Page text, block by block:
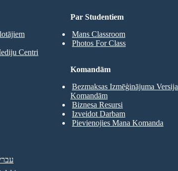
Par Studentiem
Mans Classroom
Photos For Class
Centri
Komandām
Bezmaksas Izmēģinājuma Versija
Komandām
Biznesa Resursi
Izveidot Darbam
Pievienojies Mana Komanda